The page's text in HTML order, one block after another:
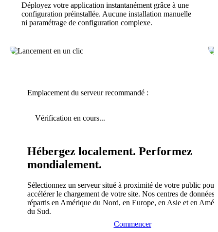
Déployez votre application instantanément grâce à une
configuration préinstallée. Aucune installation manuelle
ni paramétrage de configuration complexe.
Emplacement du serveur recommandé :
Vérification en cours...
Hébergez localement. Performez
mondialement.
Sélectionnez un serveur situé à proximité de votre public pour
accélérer le chargement de votre site. Nos centres de données
répartis en Amérique du Nord, en Europe, en Asie et en
du Sud.
Commencer